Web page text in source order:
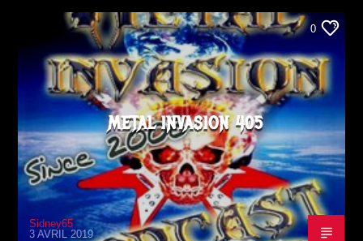
0
METAL INVASION 405
Sidney65
3 AVRIL 2019